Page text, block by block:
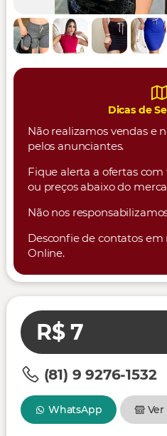
Dicas de
Não realizamos vendas e
pelos anunciantes.
Fique alerta a ofertas com
ou preços abaixo do
Não nos
Desconfie de contatos
Online.
R$ 7
(81) 9 9276-1532
WhatsApp